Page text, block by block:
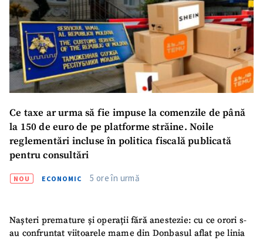
Ce taxe ar urma să fie impuse la comenzile de până
la 150 de euro de pe platforme străine. Noile
reglementări incluse în politica fiscală publicată
pentru consultări
NOU ECONOMIC 5 ore în urmă
Nașteri premature și operații fără anestezie: cu ce orori s-
au confruntat viitoarele mame din Donbasul aflat pe linia